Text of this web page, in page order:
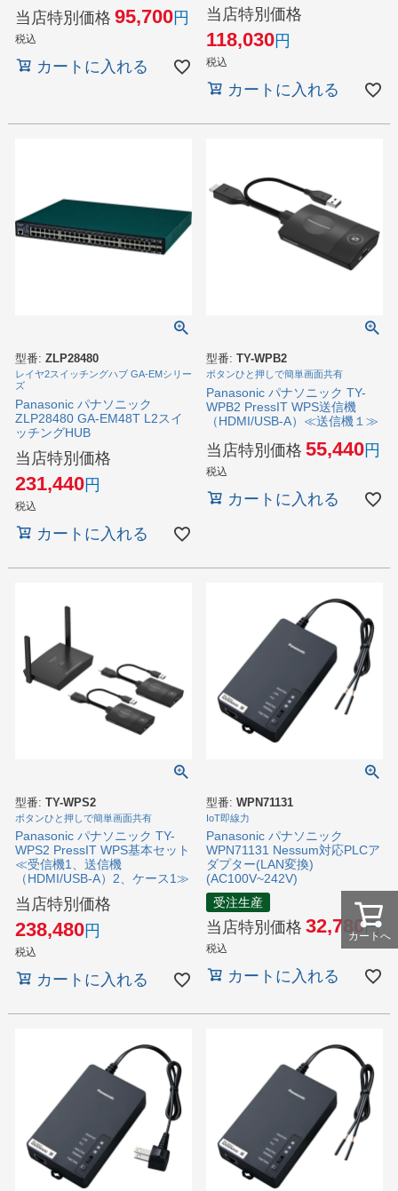
当店特別価格 95,700
税込
カートに入れる
当店特別価格
118,030
税込
カートに入れる
型番: ZLP28480
レイヤ2スイッチングハブ GA-EMシリー
ズ
Panasonic パナソニック
ZLP28480 GA-EM48T L2スイ
ッチングHUB
当店特別価格
231,440
税込
カートに入れる
型番: TY-WPB2
ボタンひと押しで簡単画面共有
Panasonic パナソニック TY-
WPB2 PressIT WPS送信機
（HDMI/USB-A）≪送信機１≫
当店特別価格 55,440
税込
カートに入れる
型番: TY-WPS2
ボタンひと押しで簡単画面共有
Panasonic パナソニック TY-
WPS2 PressIT WPS基本セット
≪受信機1、送信機
（HDMI/USB-A）2、ケース1≫
当店特別価格
238,480
税込
カートに入れる
型番: WPN71131
IoT即線力
Panasonic パナソニック
WPN71131 Nessum対応PLCア
ダプター(LAN変換)
(AC100V~242V)
受注生産
当店特別価格 32,780
税込
カートに入れる
カートへ